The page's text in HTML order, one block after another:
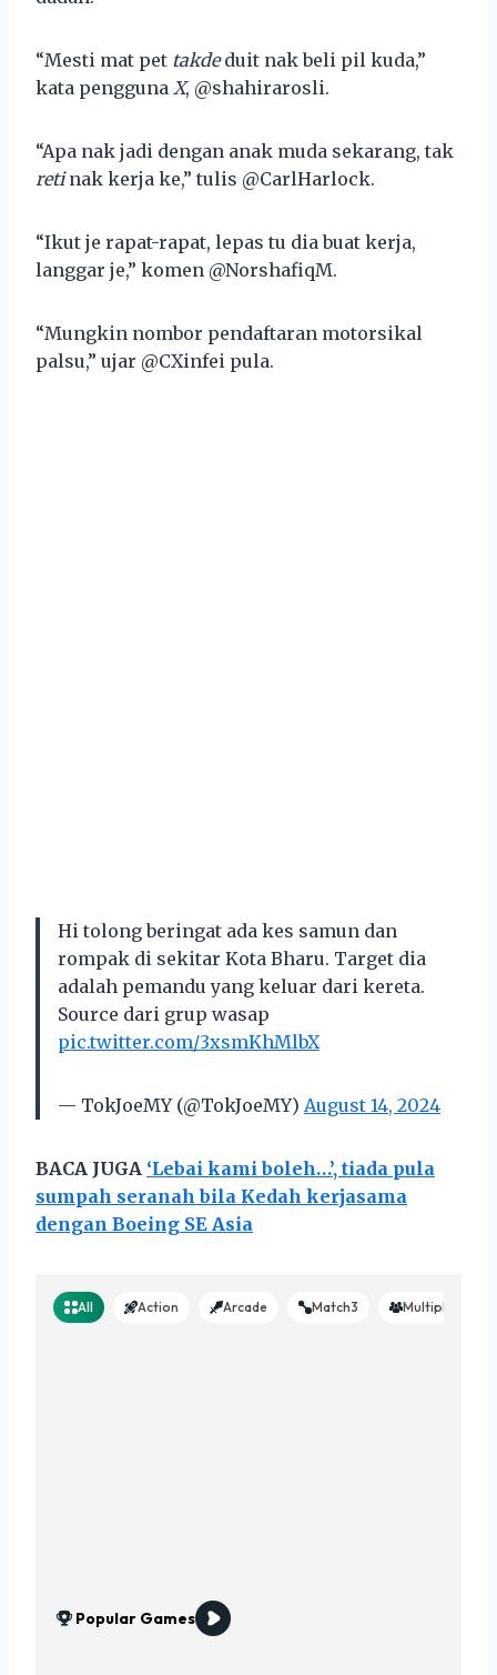
“Mesti mat pet takdeduit nak beli pil kuda,”
kata pengguna X, @shahirarosli.
“Apa nak jadi dengan anak muda sekarang, tak
retinak kerja ke,” tulis @CarlHarlock.
“Ikut je rapat-rapat, lepas tu dia buat kerja,
langgar je,” komen @NorshafiqM.
“Mungkin nombor pendaftaran motorsikal
palsu,” ujar @CXinfei pula.
Hi tolong beringat ada kes samun dan
rompak di sekitar Kota Bharu. Target dia
adalah pemandu yang keluar dari kereta.
Source dari grup wasap
pic.twitter.com/3xsmKhMlbX
— TokJoeMY (@TokJoeMY) August 14, 2024
BACA JUGA ‘Lebai kami boleh…’, tiada pula
sumpah seranah bila Kedah kerjasama
dengan Boeing SE Asia